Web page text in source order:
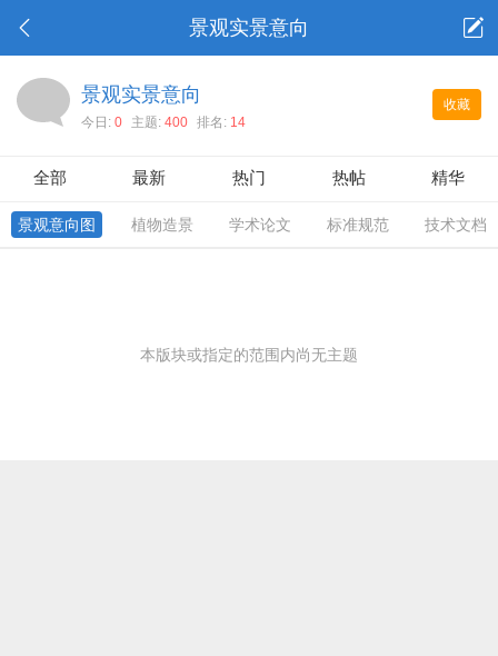
景观实景意向
收藏
景观实景意向
今日: 0 主题: 400 排名: 14
全部 最新 热门 热帖 精华
景观意向图 植物造景 学术论文 标准规范 技术文档
本版块或指定的范围内尚无主题